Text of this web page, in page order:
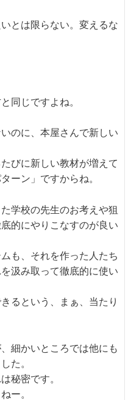
とは限らない。変えるな
同じですよね。
のに、本屋さんで新しい
びに新しい教材が増えて
ーン」ですからね。
学校の先生のお考えや狙
的にやりこなすのが良い
も、それを作った人たち
汲み取って徹底的に使い
るという、まぁ、当たり
細かいところでは他にも
た。
秘密です。
ー。